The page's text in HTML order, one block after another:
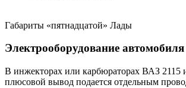
Габариты «пятнадцатой» Лады
Электрооборудование автомобиля
В инжекторах или карбюраторах ВАЗ 2115
плюсовой вывод подается отдельным